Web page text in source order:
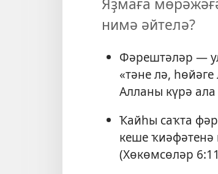
нимә әйтелә?
Фәрештәләр —
«тәне лә,
Алланы күрә ала
Ҡайһы саҡта
кеше ҡиәфәтенә
(Хөкөмсөләр